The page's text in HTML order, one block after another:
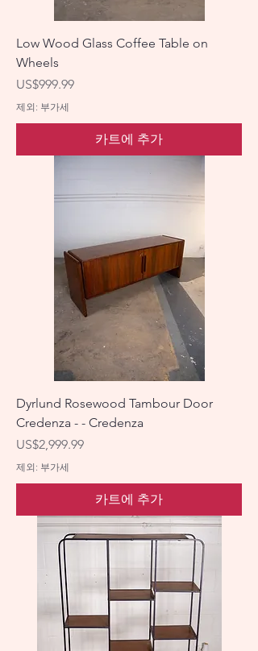
Low Wood Glass Coffee Table on
Wheels
가격
US$999.99
제외: 부가세
카트에 추가
Dyrlund Rosewood Tambour Door
Credenza - - Credenza
가격
US$2,999.99
제외: 부가세
카트에 추가